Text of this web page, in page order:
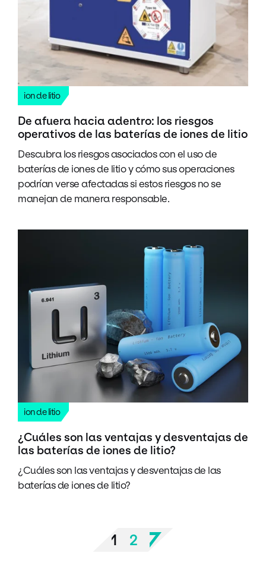
ion de litio
De afuera hacia adentro: los riesgos
operativos de las baterías de iones de litio
Descubra los riesgos asociados con el uso de
baterías de iones de litio y cómo sus operaciones
podrían verse afectadas si estos riesgos no se
manejan de manera responsable.
ion de litio
¿Cuáles son las ventajas y desventajas de
las baterías de iones de litio?
¿Cuáles son las ventajas y desventajas de las
baterías de iones de litio?
Go
1
Go
2
Go
Next
page